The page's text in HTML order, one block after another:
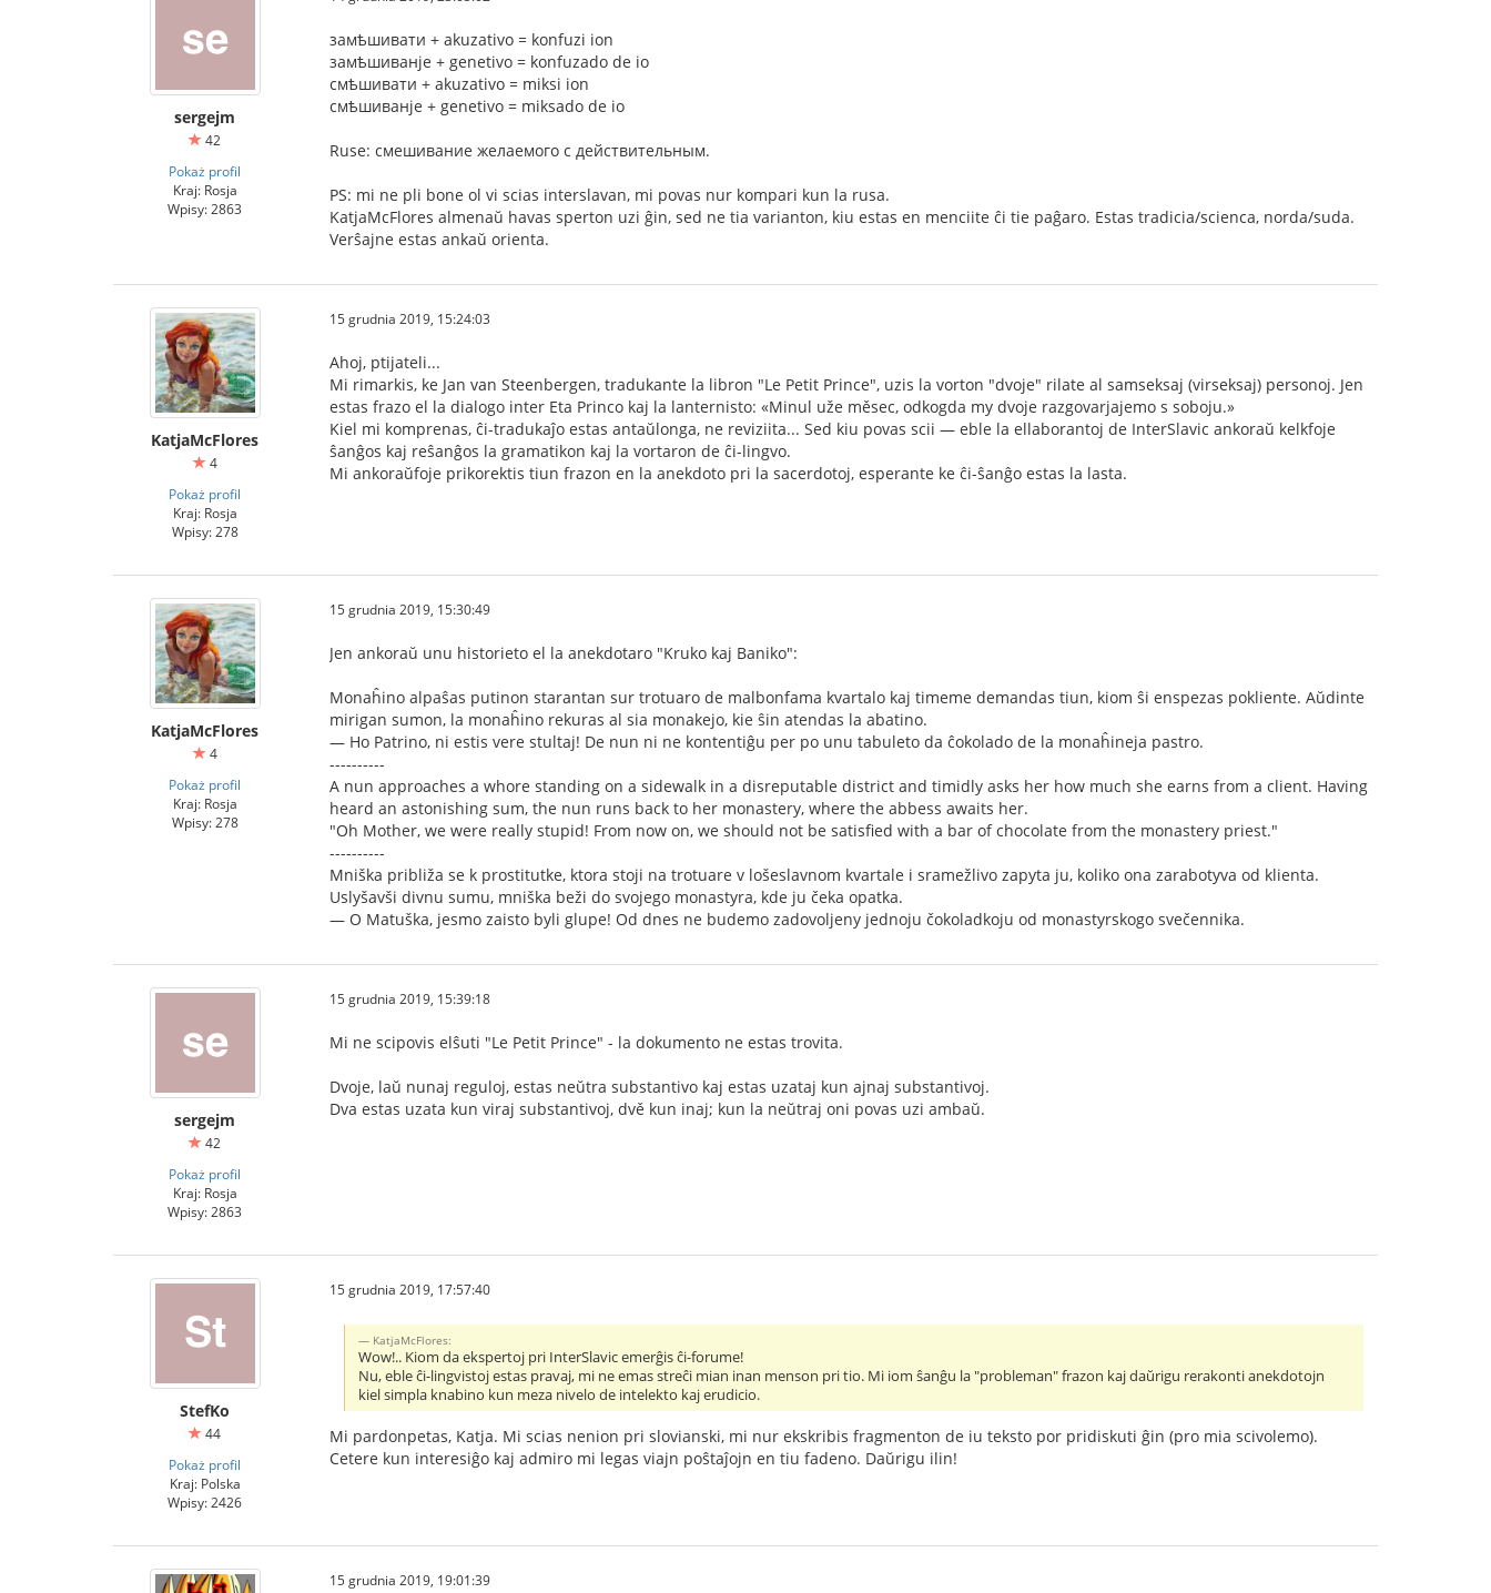
sergejm
42
Pokaż profil
Kraj: Rosja
Wpisy: 2863
замѣшивати + akuzativo = konfuzi ion
замѣшиванje + genetivo = konfuzado de io
смѣшивати + akuzativo = miksi ion
смѣшиванje + genetivo = miksado de io
Ruse: смешивание желаемого с действительным.
PS: mi ne pli bone ol vi scias interslavan, mi povas nur kompari kun la rusa.
KatjaMcFlores almenaŭ havas sperton uzi ĝin, sed ne tia varianton, kiu estas en menciite ĉi tie paĝaro. Estas tradicia/scienca, norda/suda.
Verŝajne estas ankaŭ orienta.
KatjaMcFlores
4
Pokaż profil
Kraj: Rosja
Wpisy: 278
15 grudnia 2019, 15:24:03
Ahoj, ptijateli...
Mi rimarkis, ke Jan van Steenbergen, tradukante la libron "Le Petit Prince", uzis la vorton "dvoje" rilate al samseksaj (virseksaj) personoj. Jen
estas frazo el la dialogo inter Eta Princo kaj la lanternisto: «Minul uže měsec, odkogda my dvoje razgovarjajemo s soboju.»
Kiel mi komprenas, ĉi-tradukaĵo estas antaŭlonga, ne reviziita... Sed kiu povas scii — eble la ellaborantoj de InterSlavic ankoraŭ kelkfoje
ŝanĝos kaj reŝanĝos la gramatikon kaj la vortaron de ĉi-lingvo.
Mi ankoraŭfoje prikorektis tiun frazon en la anekdoto pri la sacerdotoj, esperante ke ĉi-ŝanĝo estas la lasta.
KatjaMcFlores
4
Pokaż profil
Kraj: Rosja
Wpisy: 278
15 grudnia 2019, 15:30:49
Jen ankoraŭ unu historieto el la anekdotaro "Kruko kaj Baniko":
Monaĥino alpaŝas putinon starantan sur trotuaro de malbonfama kvartalo kaj timeme demandas tiun, kiom ŝi enspezas pokliente. Aŭdinte
mirigan sumon, la monaĥino rekuras al sia monakejo, kie ŝin atendas la abatino.
— Ho Patrino, ni estis vere stultaj! De nun ni ne kontentiĝu per po unu tabuleto da ĉokolado de la monaĥineja pastro.
----------
A nun approaches a whore standing on a sidewalk in a disreputable district and timidly asks her how much she earns from a client. Having
heard an astonishing sum, the nun runs back to her monastery, where the abbess awaits her.
"Oh Mother, we were really stupid! From now on, we should not be satisfied with a bar of chocolate from the monastery priest."
----------
Mniška približa se k prostitutke, ktora stoji na trotuare v lošeslavnom kvartale i sramežlivo zapyta ju, koliko ona zarabotyva od klienta.
Uslyšavši divnu sumu, mniška beži do svojego monastyra, kde ju čeka opatka.
— O Matuška, jesmo zaisto byli glupe! Od dnes ne budemo zadovoljeny jednoju čokoladkoju od monastyrskogo svečennika.
sergejm
42
Pokaż profil
Kraj: Rosja
Wpisy: 2863
15 grudnia 2019, 15:39:18
Mi ne scipovis elŝuti "Le Petit Prince" - la dokumento ne estas trovita.
Dvoje, laŭ nunaj reguloj, estas neŭtra substantivo kaj estas uzataj kun ajnaj substantivoj.
Dva estas uzata kun viraj substantivoj, dvě kun inaj; kun la neŭtraj oni povas uzi ambaŭ.
StefKo
44
Pokaż profil
Kraj: Polska
Wpisy: 2426
15 grudnia 2019, 17:57:40
KatjaMcFlores:
Wow!.. Kiom da ekspertoj pri InterSlavic emerĝis ĉi-forume!
Nu, eble ĉi-lingvistoj estas pravaj, mi ne emas streĉi mian inan menson pri tio. Mi iom ŝanĝu la "probleman" frazon kaj daŭrigu rerakonti anekdotojn
kiel simpla knabino kun meza nivelo de intelekto kaj erudicio.
Mi pardonpetas, Katja. Mi scias nenion pri slovianski, mi nur ekskribis fragmenton de iu teksto por pridiskuti ĝin (pro mia scivolemo).
Cetere kun interesiĝo kaj admiro mi legas viajn poŝtaĵojn en tiu fadeno. Daŭrigu ilin!
15 grudnia 2019, 19:01:39